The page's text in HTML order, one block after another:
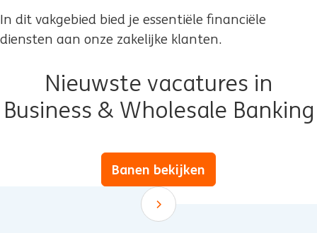
In dit vakgebied bied je essentiële financiële
diensten aan onze zakelijke klanten.
Nieuwste vacatures in
Business & Wholesale Banking
Banen bekijken
Scroll down